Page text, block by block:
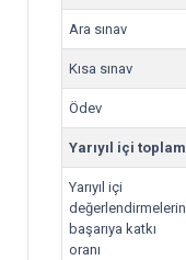
Ara sınav
Kısa sınav
Ödev
Yarıyıl içi toplam
Yarıyıl içi
değerlendirmelerin
başarıya katkı
oranı